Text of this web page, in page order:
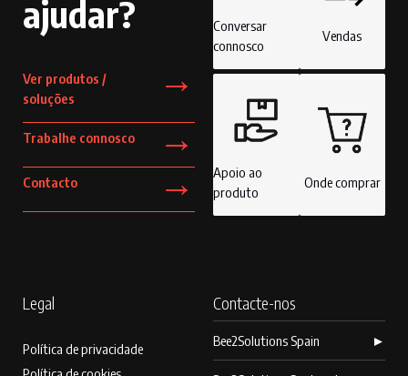
ajudar?
Ver produtos /
soluções
→
Trabalhe connosco →
Contacto →
Conversar
connosco
Vendas
Apoio ao
produto
Onde comprar
Legal
Política de privacidade
Contacte-nos
Bee2Solutions Spain ►